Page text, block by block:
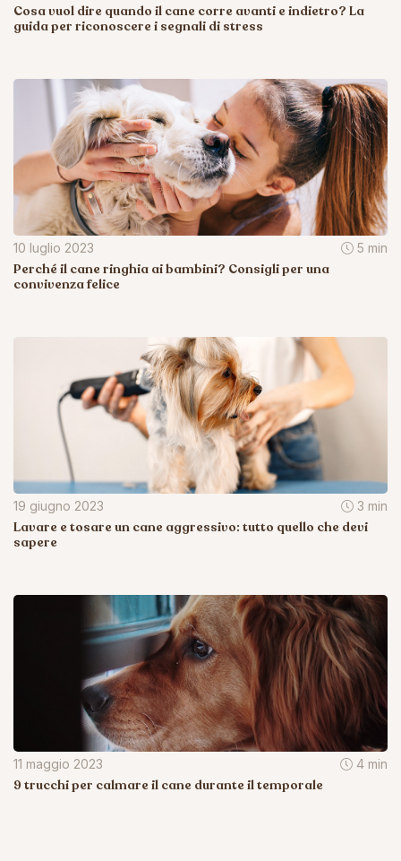
Cosa vuol dire quando il cane corre avanti e indietro? La
guida per riconoscere i segnali di stress
10 luglio 2023 5 min
Perché il cane ringhia ai bambini? Consigli per una
convivenza felice
19 giugno 2023 3 min
Lavare e tosare un cane aggressivo: tutto quello che devi
sapere
11 maggio 2023 4 min
9 trucchi per calmare il cane durante il temporale